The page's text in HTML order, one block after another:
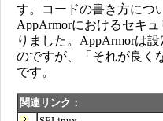
す。コードの書き方につ
AppArmorにおけるセキ
りました。AppArmorは
のですが、「それが良く
です。
関連リンク：